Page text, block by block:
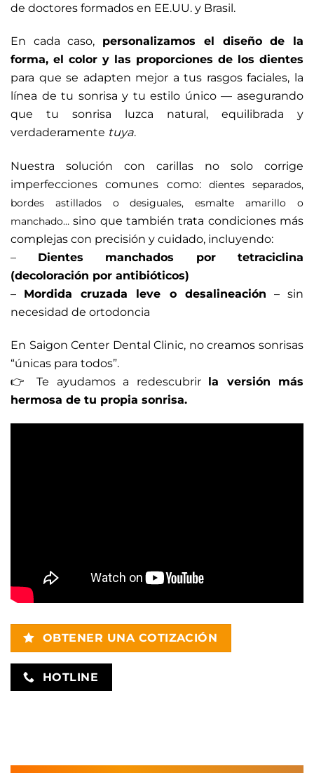
de doctores formados en EE.UU. y Brasil.
En cada caso, personalizamos el diseño de la
forma, el color y las proporciones de los dientes
para que se adapten mejor a tus rasgos faciales, la
línea de tu sonrisa y tu estilo único — asegurando
que tu sonrisa luzca natural, equilibrada y
verdaderamente tuya.
Nuestra solución con carillas no solo corrige
imperfecciones comunes como: dientes separados,
bordes astillados o desiguales,esmalte amarillo o
manchado…sino que también trata condiciones más
complejas con precisión y cuidado, incluyendo:
– Dientes manchados por tetraciclina
(decoloración por antibióticos)
– Mordida cruzada leve o desalineación – sin
necesidad de ortodoncia
En Saigon Center Dental Clinic, no creamos sonrisas
“únicas para todos”.
👉 Te ayudamos a redescubrir la versión más
hermosa de tu propia sonrisa.
OBTENER UNA COTIZACIÓN
HOTLINE